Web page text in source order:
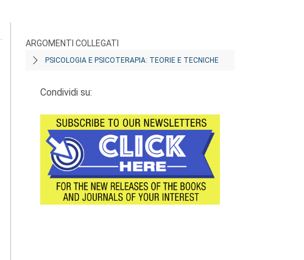
ARGOMENTI COLLEGATI
PSICOLOGIA E PSICOTERAPIA: TEORIE E TECNICHE
Condividi su: